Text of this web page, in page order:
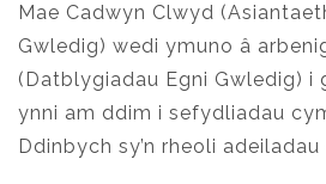
Mae Cadwyn Clwyd
Gwledig) wedi ymuno â
(Datblygiadau Egni Gwledig) i
ynni am ddim i sefydliadau
Ddinbych sy’n rheoli